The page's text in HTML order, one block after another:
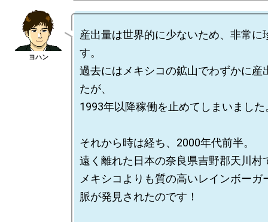
産出量は世界的に少ないため、非常に
す。
過去にはメキシコの鉱山でわずかに産
たが、
1993年以降稼働を止めてしまいました
それから時は経ち、2000年代前半。
遠く離れた日本の奈良県吉野郡天川村
メキシコよりも質の高いレインボーガ
脈が発見されたのです！